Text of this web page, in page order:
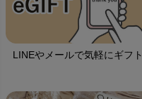
LINEやメールで気軽にギフト